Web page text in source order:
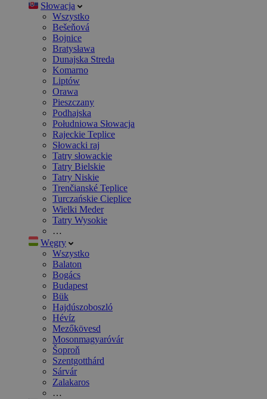
Słowacja
Wszystko
Bešeňová
Bojnice
Bratysława
Dunajska Streda
Komarno
Liptów
Orawa
Pieszczany
Podhajska
Południowa Słowacja
Rajeckie Teplice
Słowacki raj
Tatry słowackie
Tatry Bielskie
Tatry Niskie
Trenčianské Teplice
Turczańskie Cieplice
Wielki Meder
Tatry Wysokie
…
Węgry
Wszystko
Balaton
Bogács
Budapest
Bük
Hajdúszoboszló
Hévíz
Mezőkövesd
Mosonmagyaróvár
Šoproň
Szentgotthárd
Sárvár
Zalakaros
…